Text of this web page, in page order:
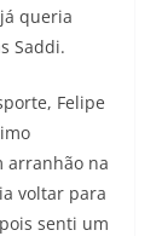
queria
Saddi.
Felipe
arranhão na
voltar para
senti um